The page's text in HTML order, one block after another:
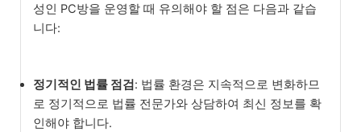
성인 PC방을 운영할 때 유의해야 할 점은 다음과 같습
니다:
정기적인 법률 점검: 법률 환경은 지속적으로 변화하므
로 정기적으로 법률 전문가와 상담하여 최신 정보를 확
인해야 합니다.